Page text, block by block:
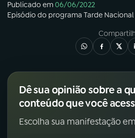
Publicado em06/06/2022
Episódio do programa Tarde
Dê sua opinião sobre a
conteúdo que você
Escolha sua manifestação